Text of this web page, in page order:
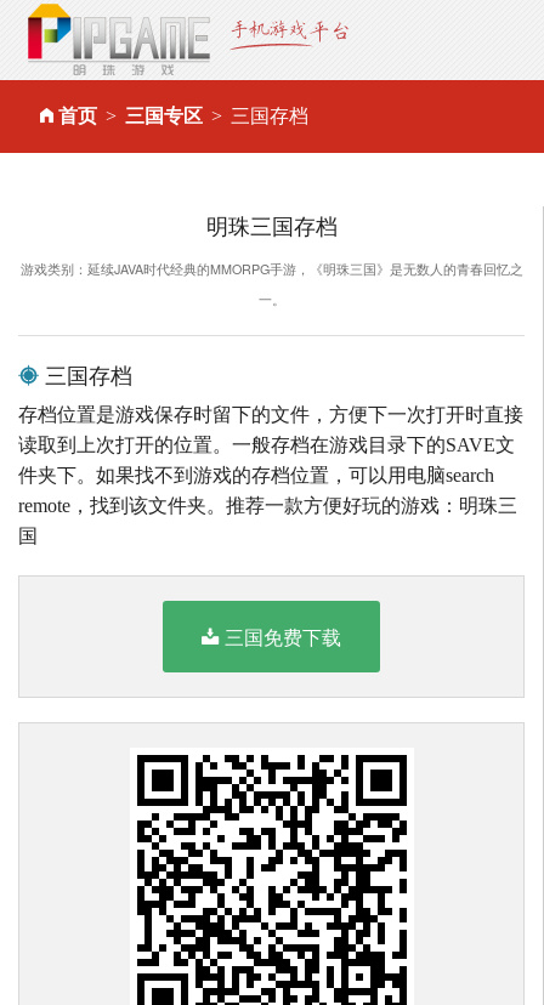
首页 三国专区 三国存档
明珠三国存档
游戏类别：延续JAVA时代经典的MMORPG手游，《明珠三国》是无数人的青春回忆之
一。
三国存档
存档位置是游戏保存时留下的文件，方便下一次打开时直接
读取到上次打开的位置。一般存档在游戏目录下的SAVE文
件夹下。如果找不到游戏的存档位置，可以用电脑search
remote，找到该文件夹。推荐一款方便好玩的游戏：明珠三
国
三国免费下载